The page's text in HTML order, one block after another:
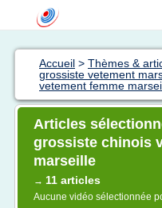
Accueil > Thèmes &
grossiste vetement
vetement femme
Articles
grossiste chinois
marseille
→ 11 articles
Aucune vidéo sélectionnée